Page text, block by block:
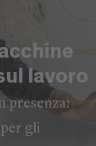
lavoro
presenza:
gli